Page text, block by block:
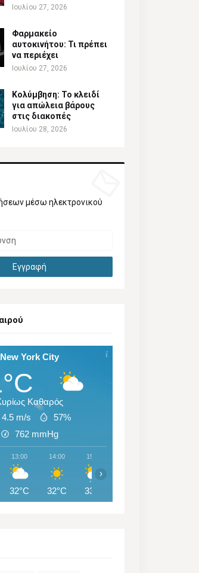
Ιουλίου 27, 2026
Φαρμακείο
αυτοκινήτου: Τι πρέπει
να περιέχει
Ιουλίου 27, 2026
Κολύμβηση: Το κλειδί
για απώλεια βάρους
στις διακοπές
Ιουλίου 28, 2026
μέσω ηλεκτρονικού
New York City
Καθαρός
4.5 m/s
57%
762 mmHg
13:00
32°C
14:00
32°C
15:00
33°C
›